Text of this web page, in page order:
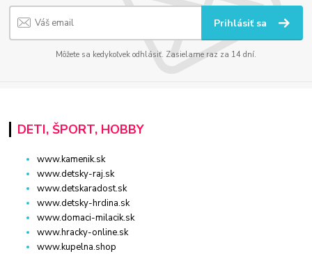
Prihlásiť sa
Môžete sa kedykoľvek odhlásiť. Zasielame raz za 14 dní.
DETI, ŠPORT, HOBBY
www.kamenik.sk
www.detsky-raj.sk
www.detskaradost.sk
www.detsky-hrdina.sk
www.domaci-milacik.sk
www.hracky-online.sk
www.kupelna.shop